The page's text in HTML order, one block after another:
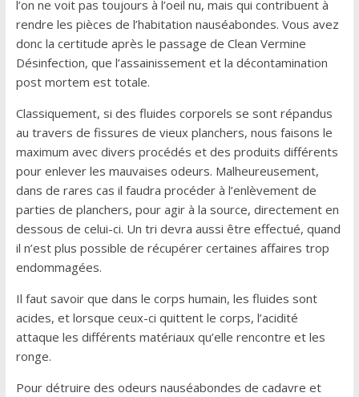
l’on ne voit pas toujours à l’oeil nu, mais qui contribuent à
rendre les pièces de l’habitation nauséabondes. Vous avez
donc la certitude après le passage de Clean Vermine
Désinfection, que l’assainissement et la décontamination
post mortem est totale.
Classiquement, si des fluides corporels se sont répandus
au travers de fissures de vieux planchers, nous faisons le
maximum avec divers procédés et des produits différents
pour enlever les mauvaises odeurs. Malheureusement,
dans de rares cas il faudra procéder à l’enlèvement de
parties de planchers, pour agir à la source, directement en
dessous de celui-ci. Un tri devra aussi être effectué, quand
il n’est plus possible de récupérer certaines affaires trop
endommagées.
Il faut savoir que dans le corps humain, les fluides sont
acides, et lorsque ceux-ci quittent le corps, l’acidité
attaque les différents matériaux qu’elle rencontre et les
ronge.
Pour détruire des odeurs nauséabondes de cadavre et